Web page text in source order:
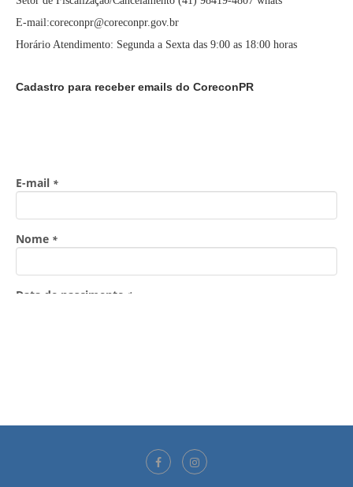
E-mail:coreconpr@coreconpr.gov.br
Horário Atendimento: Segunda a Sexta das 9:00 as 18:00 horas
Cadastro para receber emails do CoreconPR